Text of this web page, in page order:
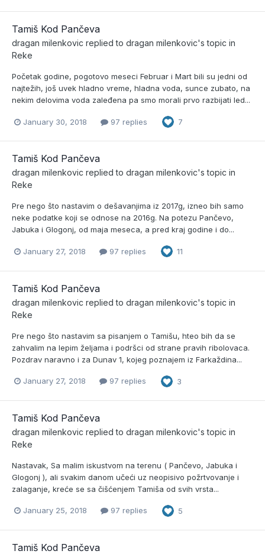
Tamiš Kod Pančeva
dragan milenkovic replied to dragan milenkovic's topic in
Reke
Početak godine, pogotovo meseci Februar i Mart bili su jedni od
najtežih, još uvek hladno vreme, hladna voda, sunce zubato, na
nekim delovima voda zaleđena pa smo morali prvo razbijati led...
January 30, 2018 97 replies 7
Tamiš Kod Pančeva
dragan milenkovic replied to dragan milenkovic's topic in
Reke
Pre nego što nastavim o dešavanjima iz 2017g, izneo bih samo
neke podatke koji se odnose na 2016g. Na potezu Pančevo,
Jabuka i Glogonj, od maja meseca, a pred kraj godine i do...
January 27, 2018 97 replies 11
Tamiš Kod Pančeva
dragan milenkovic replied to dragan milenkovic's topic in
Reke
Pre nego što nastavim sa pisanjem o Tamišu, hteo bih da se
zahvalim na lepim željama i podršci od strane pravih ribolovaca.
Pozdrav naravno i za Dunav 1, kojeg poznajem iz Farkaždina...
January 27, 2018 97 replies 3
Tamiš Kod Pančeva
dragan milenkovic replied to dragan milenkovic's topic in
Reke
Nastavak, Sa malim iskustvom na terenu ( Pančevo, Jabuka i
Glogonj ), ali svakim danom učeći uz neopisivo požrtvovanje i
zalaganje, kreće se sa čišćenjem Tamiša od svih vrsta...
January 25, 2018 97 replies 5
Tamiš Kod Pančeva